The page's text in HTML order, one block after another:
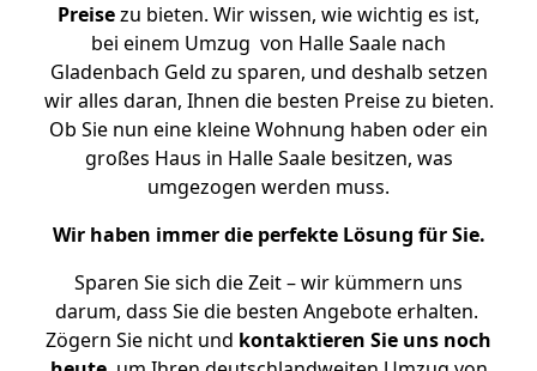
Preisezu bieten. Wir wissen, wie wichtig es ist,
bei einem Umzug von Halle Saale nach
Gladenbach Geld zu sparen, und deshalb setzen
wir alles daran, Ihnen die besten Preise zu bieten.
Ob Sie nun eine kleine Wohnung haben oder ein
großes Haus in Halle Saale besitzen, was
umgezogen werden muss.
Wir haben immer die perfekte Lösung für Sie.
Sparen Sie sich die Zeit – wir kümmern uns
darum, dass Sie die besten Angebote erhalten.
Zögern Sie nicht und kontaktieren Sie uns noch